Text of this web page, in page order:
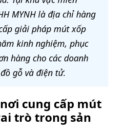
MYNH là địa chỉ hàng
giải pháp mút xốp
kinh nghiệm, phục
hàng cho các doanh
gỗ và điện tử.
cung cấp mút
trò trong sản